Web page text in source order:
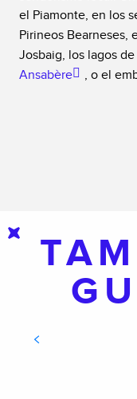
el Piamonte, en los
Pirineos Bearneses,
Josbaig, los lagos
Ansabère
, o el